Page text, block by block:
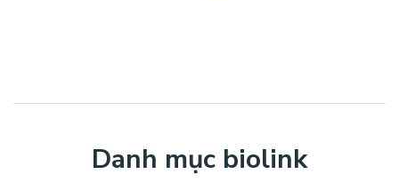
Danh mục biolink